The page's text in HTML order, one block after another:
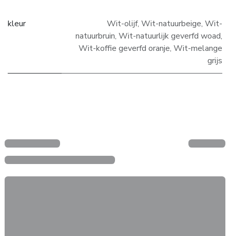
kleur Wit-olijf, Wit-natuurbeige, Wit-
natuurbruin, Wit-natuurlijk geverfd woad,
Wit-koffie geverfd oranje, Wit-melange
grijs